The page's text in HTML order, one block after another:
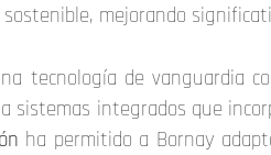
mejorando
tecnología de vanguardia
sistemas integrados que
ha permitido a Bornay